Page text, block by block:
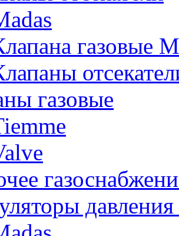
газовые
газовые
давления